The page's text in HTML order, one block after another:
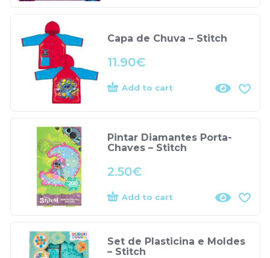
Capa de Chuva – Stitch
11.90€
Add to cart
Pintar Diamantes Porta-
Chaves – Stitch
2.50€
Add to cart
Set de Plasticina e Moldes
– Stitch